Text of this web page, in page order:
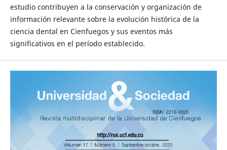
estudio contribuyen a la conservación y organización de
información relevante sobre la evolución histórica de la
ciencia dental en Cienfuegos y sus eventos más
significativos en el período establecido.